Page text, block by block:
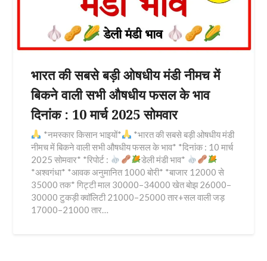
भारत की सबसे बड़ी ओषधीय मंडी नीमच में
बिकने वाली सभी औषधीय फसल के भाव
दिनांक : 10 मार्च 2025 सोमवार
*नमस्कार किसान भाइयों*
*भारत की सबसे बड़ी ओषधीय मंडी
नीमच में बिकने वाली सभी औषधीय फसल के भाव* *दिनांक : 10 मार्च
2025 सोमवार* *रिपोर्ट :
डेली मंडी भाव*
*अश्वगंधा* *आवक अनुमानित 1000 बोरी* *बाजार 12000 से
35000 तक* गिट्टी माल 30000–34000 खेत बोझ 26000–
30000 टुकड़ी क्वॉलिटी 21000–25000 तार+सल वाली जड़
17000–21000 तार…